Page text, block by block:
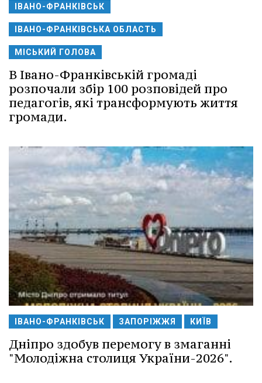
ІВАНО-ФРАНКІВСЬК
ІВАНО-ФРАНКІВСЬКА ОБЛАСТЬ
МІСЬКИЙ ГОЛОВА
В Івано-Франківській громаді
розпочали збір 100 розповідей про
педагогів, які трансформують життя
громади.
ІВАНО-ФРАНКІВСЬК ЗАПОРІЖЖЯ КИЇВ
Дніпро здобув перемогу в змаганні
"Молодіжна столиця України-2026".